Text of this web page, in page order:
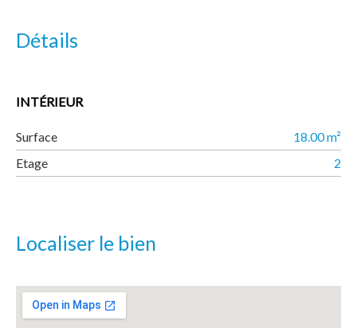
Détails
INTÉRIEUR
Surface
18.00 m²
Etage
2
Localiser le bien